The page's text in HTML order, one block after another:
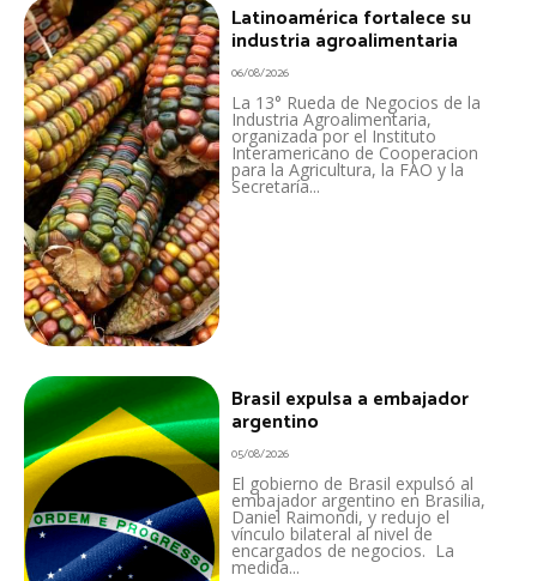
Latinoamérica fortalece su
industria agroalimentaria
06/08/2026
La 13° Rueda de Negocios de la
Industria Agroalimentaria,
organizada por el Instituto
Interamericano de Cooperacion
para la Agricultura, la FAO y la
Secretaría...
Brasil expulsa a embajador
argentino
05/08/2026
El gobierno de Brasil expulsó al
embajador argentino en Brasilia,
Daniel Raimondi, y redujo el
vínculo bilateral al nivel de
encargados de negocios. La
medida...